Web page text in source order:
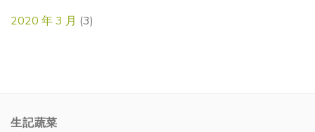
2020 年 3 月 (3)
生記蔬菜